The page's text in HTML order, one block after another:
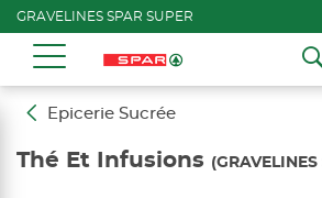
GRAVELINES SPAR SUPER
Epicerie Sucrée
Thé Et Infusions (GRAVELINES